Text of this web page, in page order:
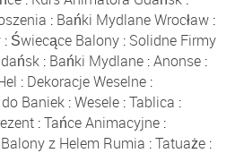
: Bańki Mydlane Wrocław:
: Świecące Balony: Solidne Firmy
: Bańki Mydlane:Anonse:
: Dekoracje Weselne :
Baniek:Wesele:Tablica :
:Tańce Animacyjne :
Balony z Helem Rumia :Tatuaże: